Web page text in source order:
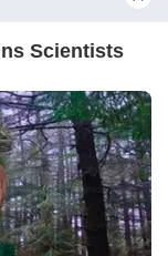
двор, но
замок.
замок, и…